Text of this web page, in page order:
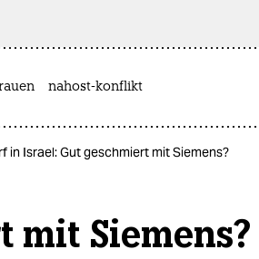
nahost-konflikt
in Israel: Gut geschmiert mit Siemens?
mit Siemens?